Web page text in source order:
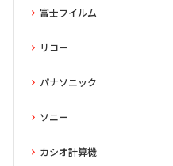
富士フイルム
リコー
パナソニック
ソニー
カシオ計算機